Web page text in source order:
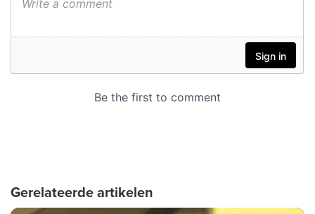
Gerelateerde artikelen